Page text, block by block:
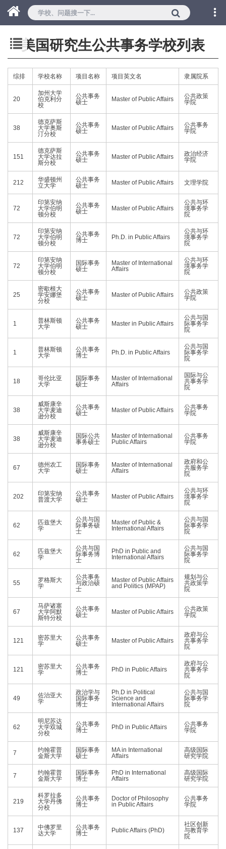
美国研究生公共事务学校列表
综排 学校名称 项目名称 项目英文名 隶属院系
20
加州大学
伯克利分
校
公共事务
硕士
Master of Public Affairs
公共政策
学院
38
德克萨斯
大学奥斯
汀分校
公共事务
硕士
Master of Public Affairs
公共事务
学院
151
德克萨斯
大学达拉
斯分校
公共事务
硕士
Master of Public Affairs
政治经济
学院
212
华盛顿州
立大学
公共事务
硕士
Master of Public Affairs 文理学院
72
印第安纳
大学伯明
顿分校
公共事务
硕士
Master of Public Affairs
公共与环
境事务学
院
72
印第安纳
大学伯明
顿分校
公共事务
博士
Ph.D. in Public Affairs
公共与环
境事务学
院
72
印第安纳
大学伯明
顿分校
国际事务
硕士
Master of International
Affairs
公共与环
境事务学
院
25
密歇根大
学安娜堡
分校
公共事务
硕士
Master of Public Affairs
公共政策
学院
1
普林斯顿
大学
公共事务
硕士
Master in Public Affairs
公共与国
际事务学
院
1
普林斯顿
大学
公共事务
博士
Ph.D. in Public Affairs
公共与国
际事务学
院
18
哥伦比亚
大学
国际事务
硕士
Master of International
Affairs
国际与公
共事务学
院
38
威斯康辛
大学麦迪
逊分校
公共事务
硕士
Master of Public Affairs
公共事务
学院
38
威斯康辛
大学麦迪
逊分校
国际公共
事务硕士
Master of International
Public Affairs
公共事务
学院
67
德州农工
大学
国际事务
硕士
Master of International
Affairs
政府和公
共服务学
院
202
印第安纳
普渡大学
公共事务
硕士
Master of Public Affairs
公共与环
境事务学
院
62
匹兹堡大
学
公共与国
际事务硕
士
Master of Public &
International Affairs
公共与国
际事务学
院
62
匹兹堡大
学
公共与国
际事务博
士
PhD in Public and
International Affairs
公共与国
际事务学
院
55
罗格斯大
学
公共事务
与政治硕
士
Master of Public Affairs
and Politics (MPAP)
规划与公
共政策学
院
67
马萨诸塞
大学阿默
斯特分校
公共事务
硕士
Master of Public Affairs
公共政策
学院
121
密苏里大
学
公共事务
硕士
Master of Public Affairs
政府与公
共事务学
院
121
密苏里大
学
公共事务
博士
PhD in Public Affairs
政府与公
共事务学
院
49
佐治亚大
学
政治学与
国际事务
博士
Ph.D in Political
Science and
International Affairs
公共与国
际事务学
院
62
明尼苏达
大学双城
分校
公共事务
博士
PhD in Public Affairs
公共事务
学院
7
约翰霍普
金斯大学
国际事务
硕士
MA in International
Affairs
高级国际
研究学院
7
约翰霍普
金斯大学
国际事务
博士
PhD in International
Affairs
高级国际
研究学院
219
科罗拉多
大学丹佛
分校
公共事务
博士
Doctor of Philosophy
in Public Affairs
公共事务
学院
137
中佛罗里
达大学
公共事务
博士
Public Affairs (PhD)
社区创新
与教育学
院